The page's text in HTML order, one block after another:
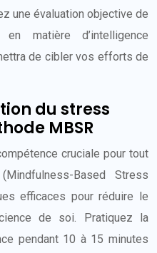
une évaluation objective de
matière d’intelligence
de cibler vos efforts de
du stress
MBSR
cruciale pour tout
Based Stress
efficaces pour réduire le
de soi. Pratiquez la
pendant 10 à 15 minutes